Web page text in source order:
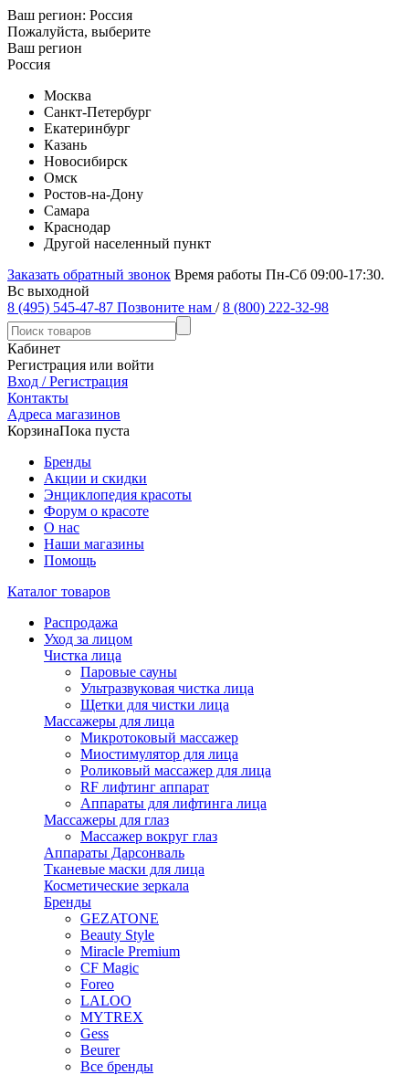
Ваш регион: Россия
Пожалуйста, выберите
Ваш регион
Россия
Москва
Санкт-Петербург
Екатеринбург
Казань
Новосибирск
Омск
Ростов-на-Дону
Самара
Краснодар
Другой населенный пункт
Заказать обратный звонок Время работы Пн-Сб 09:00-17:30.
Вс выходной
8 (495) 545-47-87 Позвоните нам / 8 (800) 222-32-98
Кабинет
Регистрация или войти
Вход / Регистрация
Контакты
Адреса магазинов
КорзинаПока пуста
Бренды
Акции и скидки
Энциклопедия красоты
Форум о красоте
О нас
Наши магазины
Помощь
Каталог товаров
Распродажа
Уход за лицом
Чистка лица
Паровые сауны
Ультразвуковая чистка лица
Щетки для чистки лица
Массажеры для лица
Микротоковый массажер
Миостимулятор для лица
Роликовый массажер для лица
RF лифтинг аппарат
Аппараты для лифтинга лица
Массажеры для глаз
Массажер вокруг глаз
Аппараты Дарсонваль
Тканевые маски для лица
Косметические зеркала
Бренды
GEZATONE
Beauty Style
Miracle Premium
CF Magic
Foreo
LALOO
MYTREX
Gess
Beurer
Все бренды